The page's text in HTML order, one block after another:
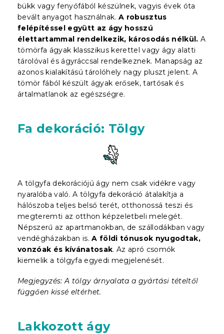
bükk vagy fenyőfából készülnek, vagyis évek óta
bevált anyagot használnak. A robusztus
felépítéssel együtt az ágy hosszú
élettartammal rendelkezik, károsodás nélkül. A
tömörfa ágyak klasszikus kerettel vagy ágy alatti
tárolóval és ágyráccsal rendelkeznek. Manapság az
azonos kialakítású tárolóhely nagy pluszt jelent. A
tömör fából készült ágyak erősek, tartósak és
ártalmatlanok az egészségre.
Fa dekoráció: Tölgy
A tölgyfa dekorációjú ágy nem csak vidékre vagy
nyaralóba való. A tölgyfa dekoráció átalakítja a
hálószoba teljes belső terét, otthonossá teszi és
megteremti az otthon képzeletbeli melegét.
Népszerű az apartmanokban, de szállodákban vagy
vendégházakban is.A földi tónusok nyugodtak,
vonzóak és kívánatosak. Az apró csomók
kiemelik a tölgyfa egyedi megjelenését.
Megjegyzés: A tölgy árnyalata a gyártási tételtől
függően kissé eltérhet.
Lakkozott ágy